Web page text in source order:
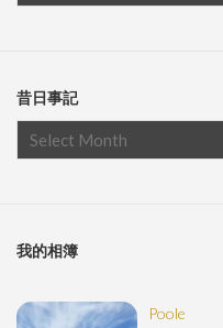
昔日事記
我的相簿
Poole